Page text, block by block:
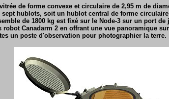
de forme convexe et circulaire de 2,95 m de
sept hublots, soit un hublot central de forme
de 1800 kg est fixé sur le Node-3 sur un port
robot Canadarm 2 en offrant une vue panoramique
un poste d'observation pour photographier la terre.